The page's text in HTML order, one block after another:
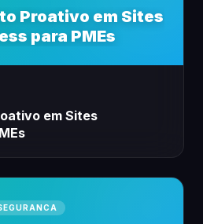
Proativo em Sites
para PMEs
em Sites